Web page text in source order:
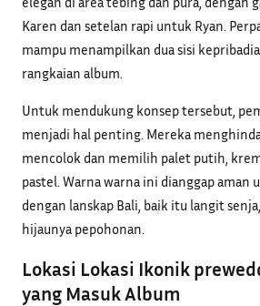
Karen dan setelan rapi untuk Ryan.
mampu menampilkan dua sisi
rangkaian album.
Untuk mendukung konsep tersebut,
menjadi hal penting. Mereka
mencolok dan memilih palet putih,
pastel. Warna warna ini dianggap aman
dengan lanskap Bali, baik itu langit
hijaunya pepohonan.
Lokasi Lokasi Ikonik
yang Masuk Album